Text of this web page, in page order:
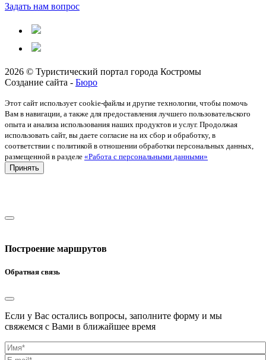
Задать нам вопрос
2026 © Туристический портал города Костромы
Создание сайта - Бюро
Этот сайт использует cookie-файлы и другие технологии, чтобы помочь
Вам в навигации, а также для предоставления лучшего пользовательского
опыта и анализа использования наших продуктов и услуг. Продолжая
использовать сайт, вы даете согласие на их сбор и обработку, в
соответствии с политикой в отношении обработки персональных данных,
размещенной в разделе «Работа с персональными данными»
Принять
Построение маршрутов
Обратная связь
Если у Вас остались вопросы, заполните форму и мы
свяжемся с Вами в ближайшее время